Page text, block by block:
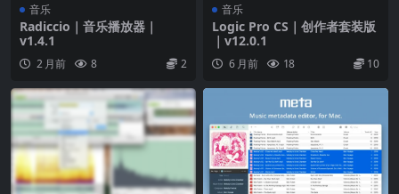
音乐
Radiccio｜音乐播放器｜
v1.4.1
2 月前 8 2
音乐
Logic Pro CS｜创作者套装版
｜v12.0.1
6 月前 18 10